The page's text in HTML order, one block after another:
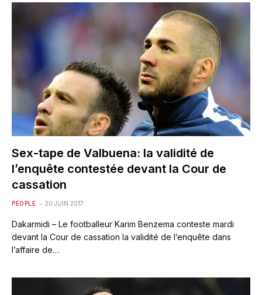
Sex-tape de Valbuena: la validité de
l’enquête contestée devant la Cour de
cassation
PEOPLE 20 JUIN 2017
Dakarmidi – Le footballeur Karim Benzema conteste mardi
devant la Cour de cassation la validité de l’enquête dans
l’affaire de…